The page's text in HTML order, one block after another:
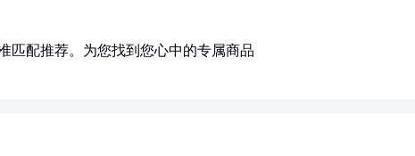
匹配推荐。为您找到您心中的专属商品